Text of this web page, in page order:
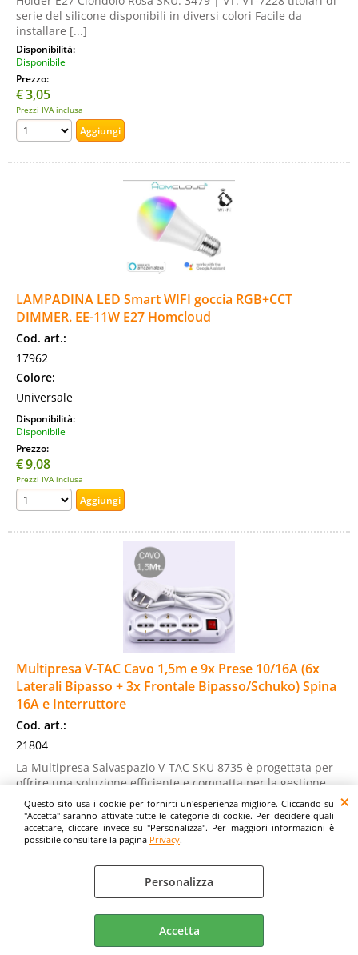
Questo sito usa i cookie per fornirti un'esperienza migliore. Cliccando su
"Accetta" saranno attivate tutte le categorie di cookie. Per decidere quali
accettare, cliccare invece su "Personalizza". Per maggiori informazioni è
possibile consultare la pagina Privacy.
Personalizza
Accetta
serie del silicone disponibili in diversi colori Facile da
installare [...]
Disponibilità:
Disponibile
Prezzo:
€3,05
Prezzi IVA inclusa
LAMPADINA LED Smart WIFI goccia RGB+CCT
DIMMER. EE-11W E27 Homcloud
Cod. art.:
17962
Colore:
Universale
Disponibilità:
Disponibile
Prezzo:
€9,08
Prezzi IVA inclusa
Multipresa V-TAC Cavo 1,5m e 9x Prese 10/16A (6x
Laterali Bipasso + 3x Frontale Bipasso/Schuko) Spina
16A e Interruttore
Cod. art.:
21804
La Multipresa Salvaspazio V-TAC SKU 8735 è progettata per
offrire una soluzione efficiente e compatta per la gestione
dell’alimentazione di più [...]
Disponibilità:
Disponibile
Prezzo: